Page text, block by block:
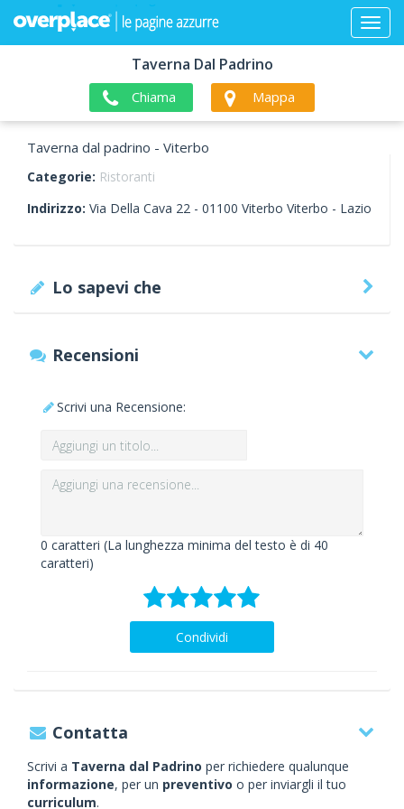
Taverna Dal Padrino
Chiama Mappa
Taverna dal padrino - Viterbo
Categorie: Ristoranti
Indirizzo: Via Della Cava 22 - 01100 Viterbo Viterbo - Lazio
Lo sapevi che
Recensioni
Scrivi una Recensione:
0 caratteri (La lunghezza minima del testo è di 40
caratteri)
Condividi
Contatta
Scrivi a Taverna dal Padrino per richiedere qualunque
informazione, per un preventivo o per inviargli il tuo
curriculum.